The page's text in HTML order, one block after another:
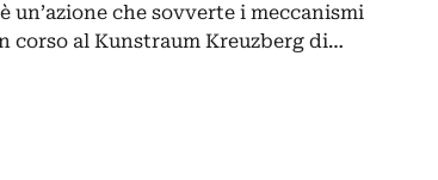
un’azione che sovverte i meccanismi
corso al Kunstraum Kreuzberg di…